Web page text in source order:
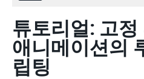
튜토리얼: 고
애니메이션의
립팅